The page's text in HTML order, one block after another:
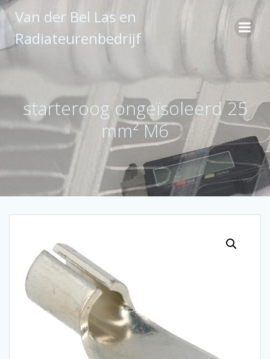
Ga
naar
inhoud
Van der Bel Las en
Radiateurenbedrijf
starteroog ongeïsoleerd 25
mm² M6